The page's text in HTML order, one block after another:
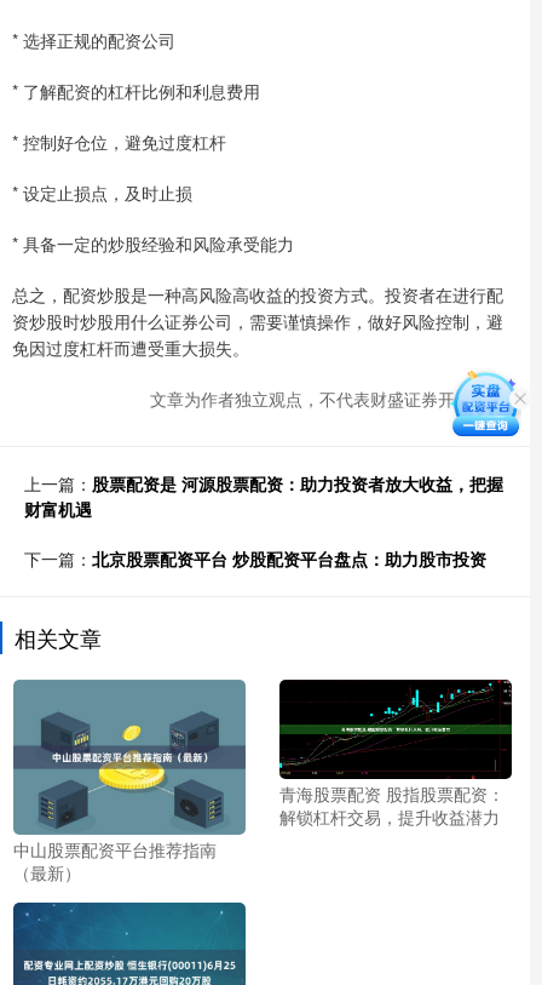
* 选择正规的配资公司
* 了解配资的杠杆比例和利息费用
* 控制好仓位，避免过度杠杆
* 设定止损点，及时止损
* 具备一定的炒股经验和风险承受能力
总之，配资炒股是一种高风险高收益的投资方式。投资者在进行配
资炒股时炒股用什么证券公司，需要谨慎操作，做好风险控制，避
免因过度杠杆而遭受重大损失。
文章为作者独立观点，不代表财盛证券开户观点
上一篇： 股票配资是 河源股票配资：助力投资者放大收益，把握
财富机遇
下一篇： 北京股票配资平台 炒股配资平台盘点：助力股市投资
相关文章
中山股票配资平台推荐指南
（最新）
青海股票配资 股指股票配资：
解锁杠杆交易，提升收益潜力